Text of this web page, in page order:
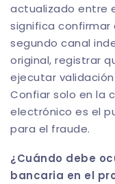
actualizado entre
significa confirmar
segundo canal
original, registrar
ejecutar
Confiar solo en la
electrónico es el
para el fraude.
¿Cuándo debe
bancaria en el